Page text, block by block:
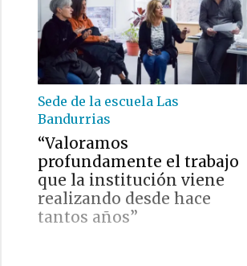
Sede de la escuela Las
Bandurrias
“Valoramos
profundamente el trabajo
que la institución viene
realizando desde hace
tantos años”